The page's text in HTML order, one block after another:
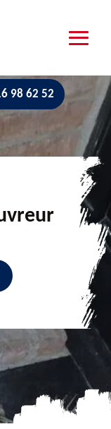
98 62 52